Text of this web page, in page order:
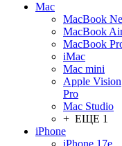
Mac
MacBook
MacBook
MacBook
iMac
Mac mini
Apple Vision
Pro
Mac Studio
+ ЕЩЕ 1
iPhone
iPhone 17e